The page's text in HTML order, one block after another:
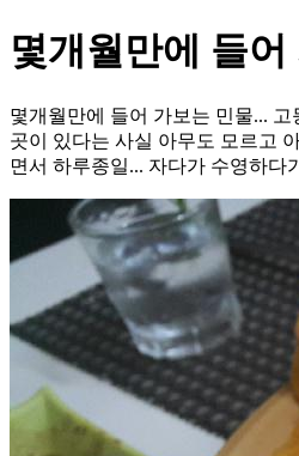
몇개월만에 들
몇개월만에 들어 가보는 민물...
곳이 있다는 사실 아무도 모르고
면서 하루종일... 자다가 수영하다